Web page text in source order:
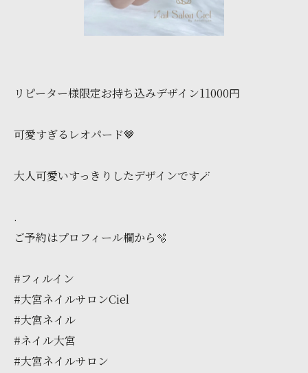
リピーター様限定お持ち込みデザイン11000円
可愛すぎるレオパード🤎
大人可愛いすっきりしたデザインです🪄
.
ご予約はプロフィール欄から🫧
#フィルイン
#大宮ネイルサロンCiel
#大宮ネイル
#ネイル大宮
#大宮ネイルサロン